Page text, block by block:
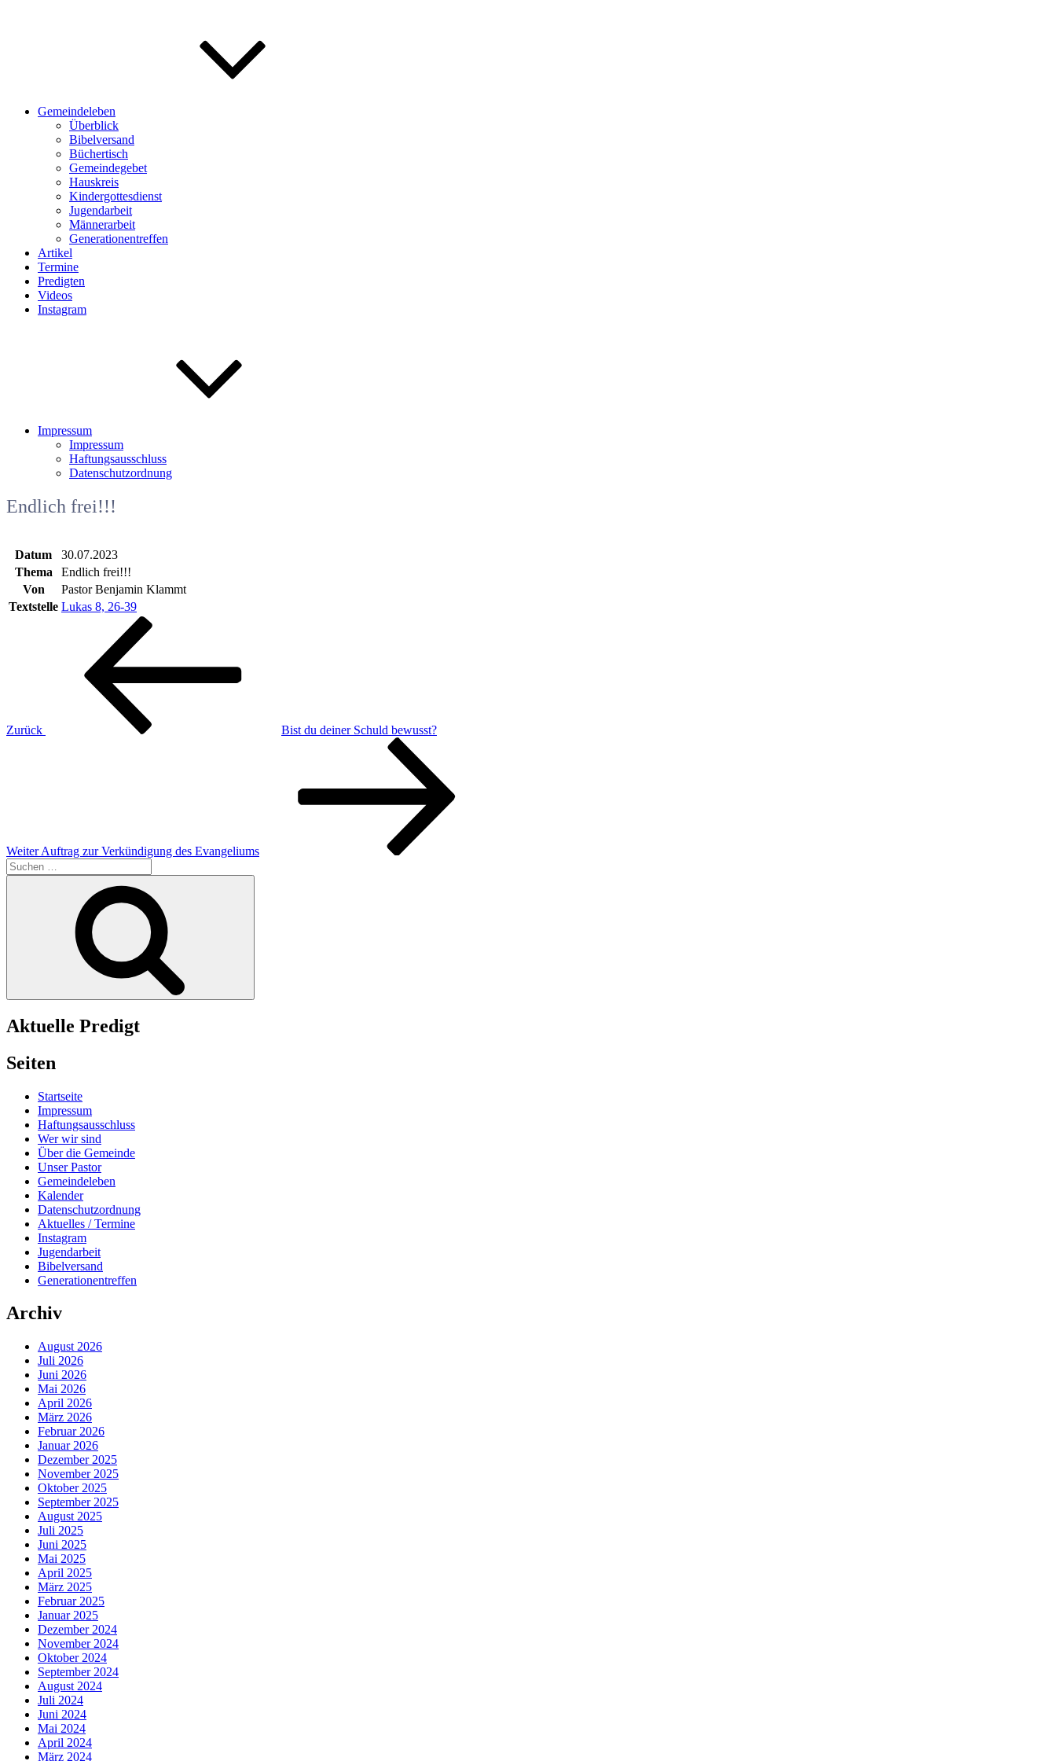
Gemeindeleben
Überblick
Bibelversand
Büchertisch
Gemeindegebet
Hauskreis
Kindergottesdienst
Jugendarbeit
Männerarbeit
Generationentreffen
Artikel
Termine
Predigten
Videos
Instagram
Impressum
Impressum
Haftungsausschluss
Datenschutzordnung
Endlich frei!!!
Datum
30.07.2023
Thema
Endlich frei!!!
Von
Pastor Benjamin Klammt
Textstelle Lukas 8, 26-39
Beitragsnavigation
Zurück
Bist du deiner Schuld bewusst?
Weiter Auftrag zur Verkündigung des Evangeliums
Suchen
nach:
Aktuelle Predigt
Seiten
Startseite
Impressum
Haftungsausschluss
Wer wir sind
Über die Gemeinde
Unser Pastor
Gemeindeleben
Kalender
Datenschutzordnung
Aktuelles / Termine
Instagram
Jugendarbeit
Bibelversand
Generationentreffen
Archiv
August 2026
Juli 2026
Juni 2026
Mai 2026
April 2026
März 2026
Februar 2026
Januar 2026
Dezember 2025
November 2025
Oktober 2025
September 2025
August 2025
Juli 2025
Juni 2025
Mai 2025
April 2025
März 2025
Februar 2025
Januar 2025
Dezember 2024
November 2024
Oktober 2024
September 2024
August 2024
Juli 2024
Juni 2024
Mai 2024
April 2024
März 2024